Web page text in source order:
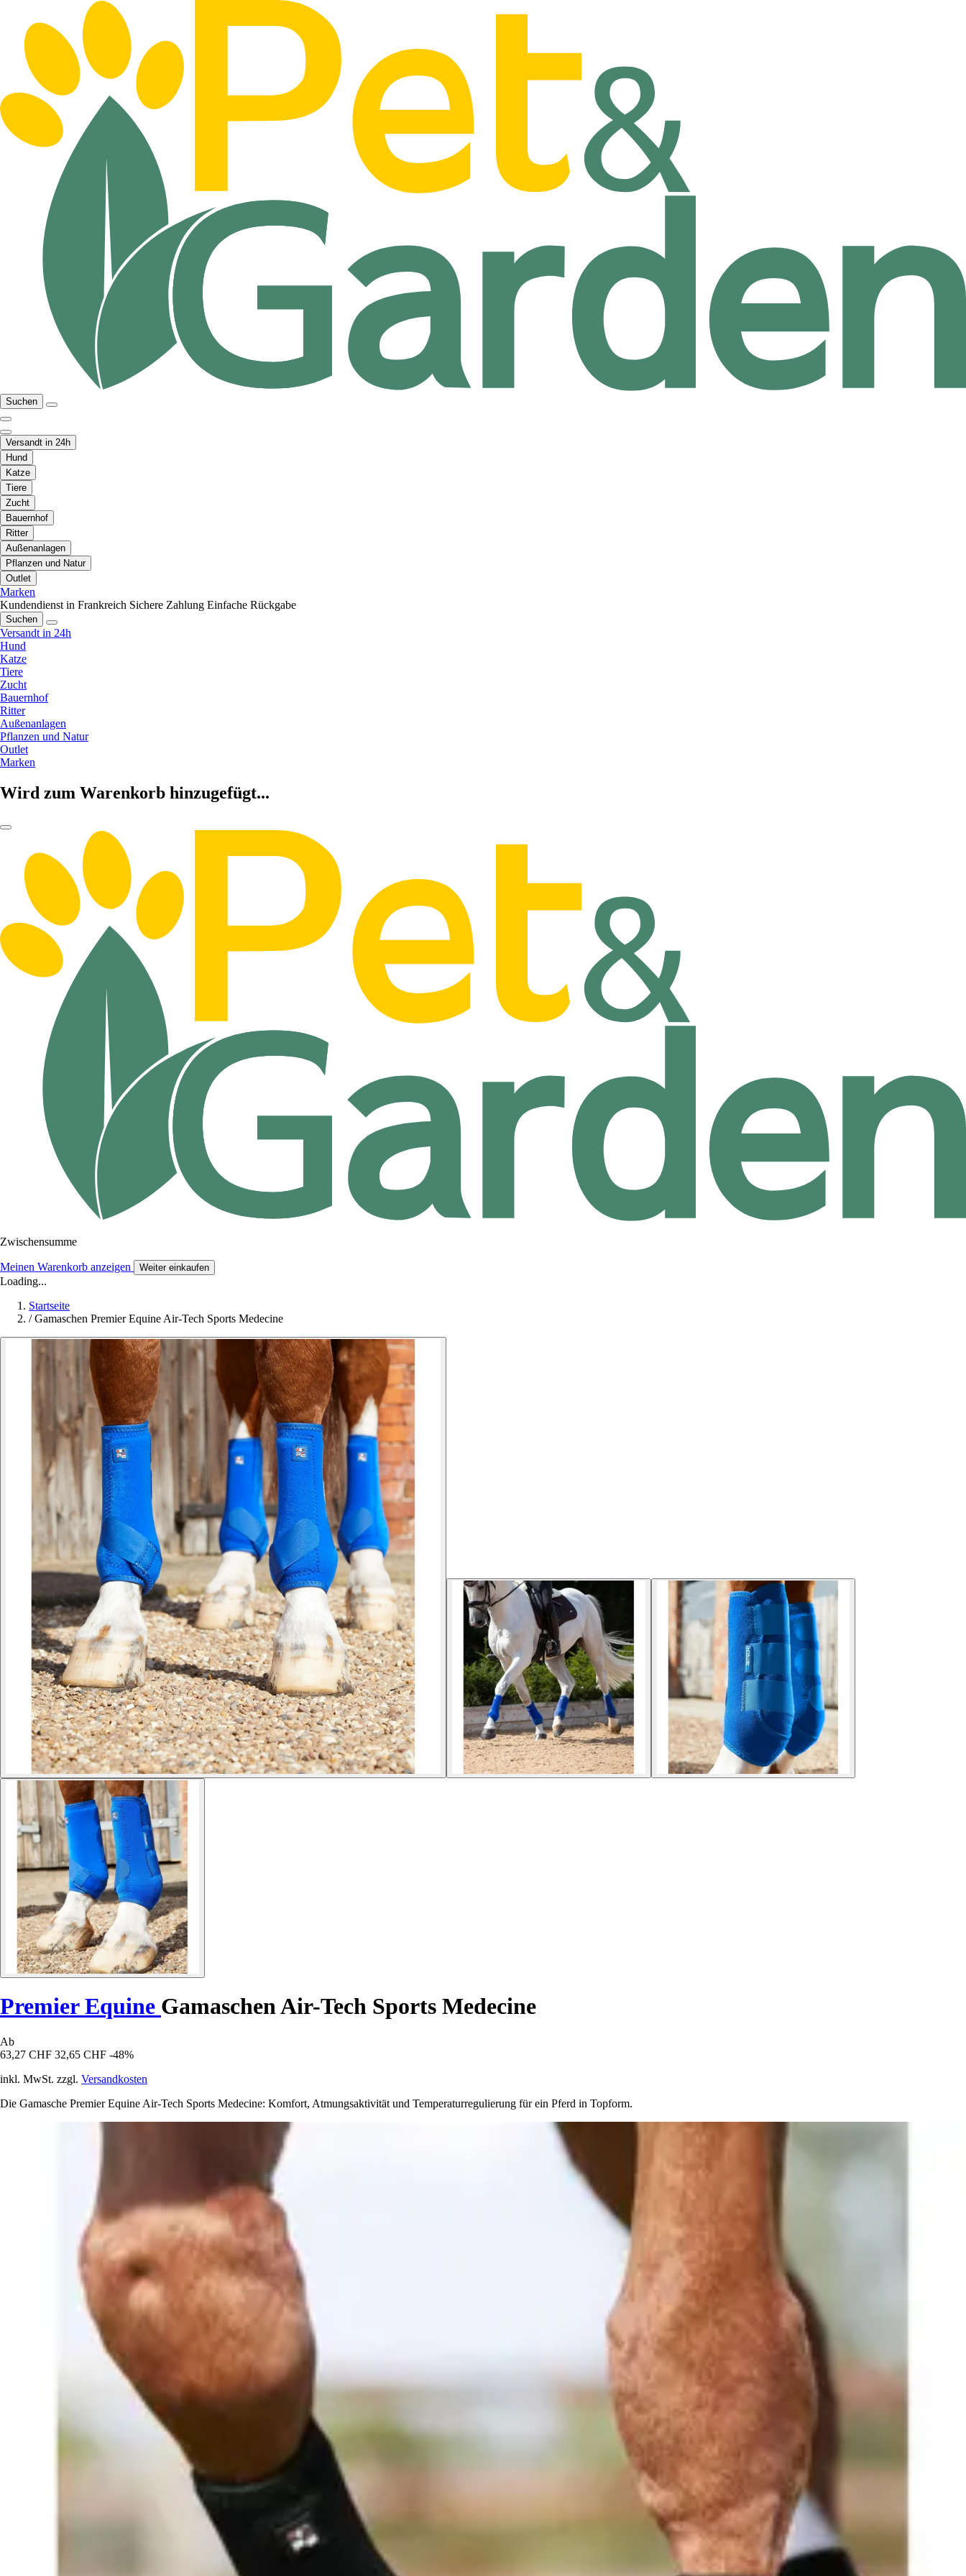
Suchen
Versandt in 24h
Hund
Katze
Tiere
Zucht
Bauernhof
Ritter
Außenanlagen
Pflanzen und Natur
Outlet
Marken
Kundendienst in Frankreich Sichere Zahlung Einfache Rückgabe
Suchen
Versandt in 24h
Hund
Katze
Tiere
Zucht
Bauernhof
Ritter
Außenanlagen
Pflanzen und Natur
Outlet
Marken
Wird zum Warenkorb hinzugefügt...
Zwischensumme
Meinen Warenkorb anzeigen Weiter einkaufen
Loading...
Startseite
/ Gamaschen Premier Equine Air-Tech Sports Medecine
Premier Equine Gamaschen Air-Tech Sports Medecine
Ab
63,27 CHF 32,65 CHF -48%
inkl. MwSt. zzgl. Versandkosten
Die Gamasche Premier Equine Air-Tech Sports Medecine: Komfort, Atmungsaktivität und Temperaturregulierung für ein Pferd in Topform.